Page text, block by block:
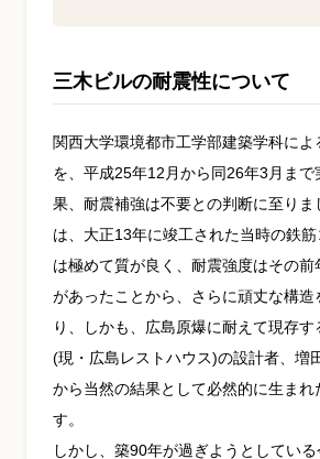
三木ビルの耐震性について
関西大学環境都市工学部建築学科に
を、平成25年12月から同26年3月まで
果、耐震補強は不要との判断に至りま
は、大正13年に竣工された当時の鉄
は極めて質が良く、耐震強度はその前
があったことから、さらに頑丈な構造
り、しかも、広島原爆に耐えて現存
(現・広島レストハウス)の設計者、増
から当然の結果として必然的に生まれ
す。
しかし、築90年が過ぎようとしてい